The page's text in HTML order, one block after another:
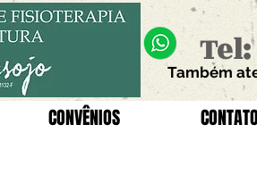
Tel:
Também
CONVÊNIOS